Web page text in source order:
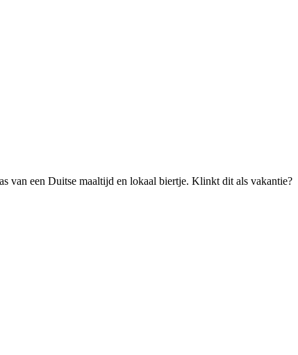
van een Duitse maaltijd en lokaal biertje. Klinkt dit als vakantie?